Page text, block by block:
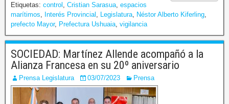
Etiquetas: control Cristian Sarasua espacios
marítimos
Interés Provincial Legislatura Néstor Alberto Kiferling
prefecto Mayor, Prefectura Ushuaia vigilancia
SOCIEDAD: Martínez Allende acompañó a la
Alianza Francesa en su 20º aniversario
Prensa Legislatura 03/07/2023 Prensa